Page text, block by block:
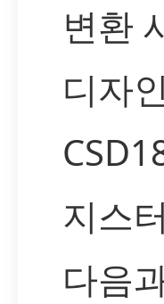
변환
디자
지스
다음